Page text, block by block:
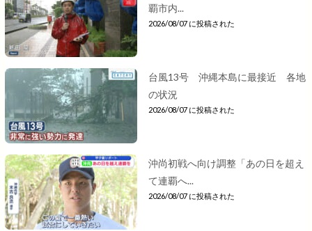
覇市内...
2026/08/07 に投稿された
台風13号 沖縄本島に最接近 各地
の状況
2026/08/07 に投稿された
沖尚初戦へ向け調整「あの日を超え
て連覇へ...
2026/08/07 に投稿された